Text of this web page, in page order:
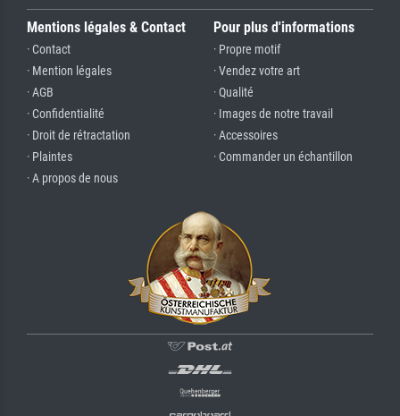
Mentions légales & Contact
· Contact
· Mention légales
· AGB
· Confidentialité
· Droit de rétractation
· Plaintes
· A propos de nous
Pour plus d'informations
· Propre motif
· Vendez votre art
· Qualité
· Images de notre travail
· Accessoires
· Commander un échantillon